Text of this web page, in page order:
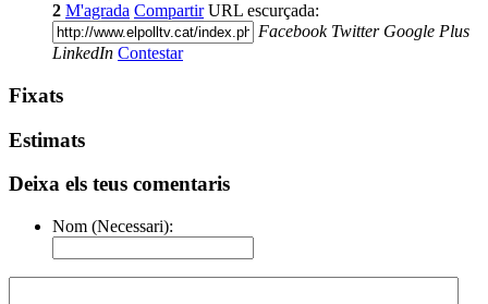
2 M'agrada Compartir URL escurçada:
Facebook Twitter Google Plus
LinkedIn Contestar
Fixats
Estimats
Deixa els teus comentaris
Nom (Necessari):